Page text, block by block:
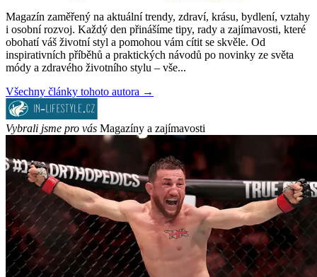
Magazín zaměřený na aktuální trendy, zdraví, krásu, bydlení, vztahy
i osobní rozvoj. Každý den přinášíme tipy, rady a zajímavosti, které
obohatí váš životní styl a pomohou vám cítit se skvěle. Od
inspirativních příběhů a praktických návodů po novinky ze světa
módy a zdravého životního stylu – vše...
Všechny články tohoto autora →
Vybrali jsme pro vás Magazíny a zajímavosti